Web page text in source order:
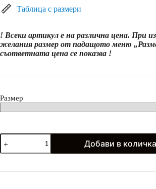
25.99€
12.99€
Таблица с размери
! Всеки артикул е на различна цена. При
желания размер от падащото меню
съответната цена се показва !
Размер
количество
за
Outlet
РОДИНА
Добави в